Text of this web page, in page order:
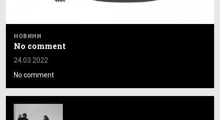
НОВИНИ
No comment
24.03.2022
No comment